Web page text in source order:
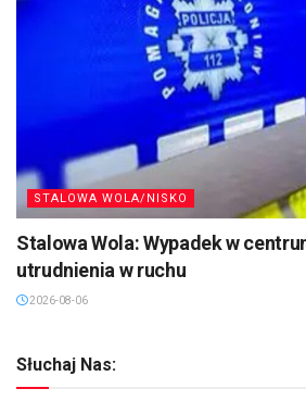
STALOWA WOLA/NISKO
Stalowa Wola: Wypadek w
utrudnienia w ruchu
2026-08-06
Słuchaj Nas: